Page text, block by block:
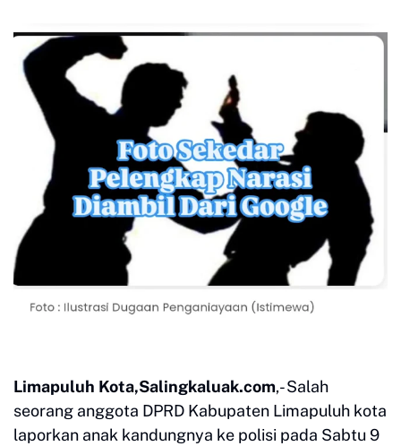
Limapuluh Kota,Salingkaluak.com,- Salah
seorang anggota DPRD Kabupaten Limapuluh kota
laporkan anak kandungnya ke polisi pada Sabtu 9